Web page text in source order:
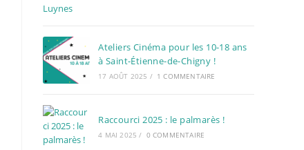
Ateliers Cinéma pour les 10-18 ans
à Saint-Étienne-de-Chigny !
17 AOÛT 2025 / 1 COMMENTAIRE
Raccourci 2025 : le palmarès !
4 MAI 2025 / 0 COMMENTAIRE